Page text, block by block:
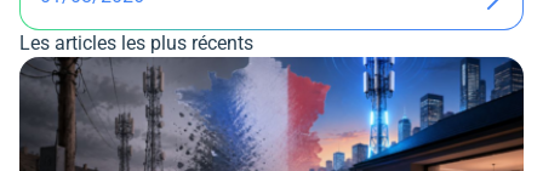
Les articles les plus récents